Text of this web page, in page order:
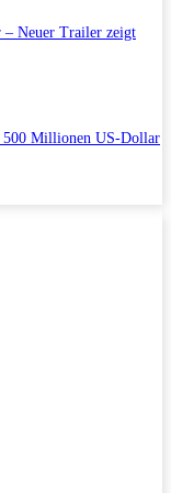
– Neuer Trailer zeigt
500 Millionen US-Dollar